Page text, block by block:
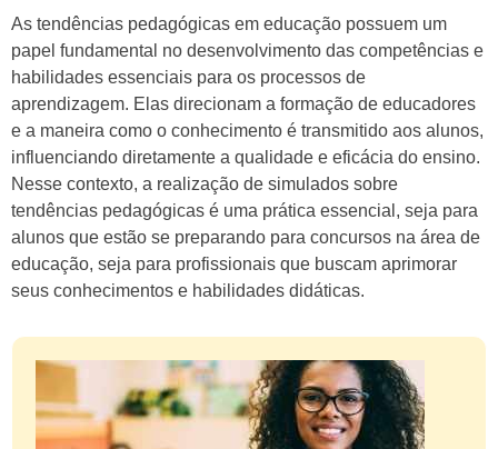
As tendências pedagógicas em educação possuem um
papel fundamental no desenvolvimento das competências e
habilidades essenciais para os processos de
aprendizagem. Elas direcionam a formação de educadores
e a maneira como o conhecimento é transmitido aos alunos,
influenciando diretamente a qualidade e eficácia do ensino.
Nesse contexto, a realização de simulados sobre
tendências pedagógicas é uma prática essencial, seja para
alunos que estão se preparando para concursos na área de
educação, seja para profissionais que buscam aprimorar
seus conhecimentos e habilidades didáticas.